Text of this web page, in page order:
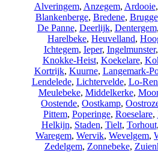
Alveringem, Anzegem, Ardooie,
Blankenberge, Bredene, Brugge
De Panne, Deerlijk, Dentergem,
Harelbeke, Heuvelland,
Ichtegem, Ieper, Ingelmunster,
Knokke-Heist, Koekelare,
Kortrijk, Kuurne, Langemark-
Lendelede, Lichtervelde, Lo-
Meulebeke, Middelkerke,
Oostende, Oostkamp,
Pittem, Poperinge, Roeselare,
Helkijn, Staden, Tielt, Torhout,
Waregem, Wervik, Wevelgem,
Zedelgem, Zonnebeke,